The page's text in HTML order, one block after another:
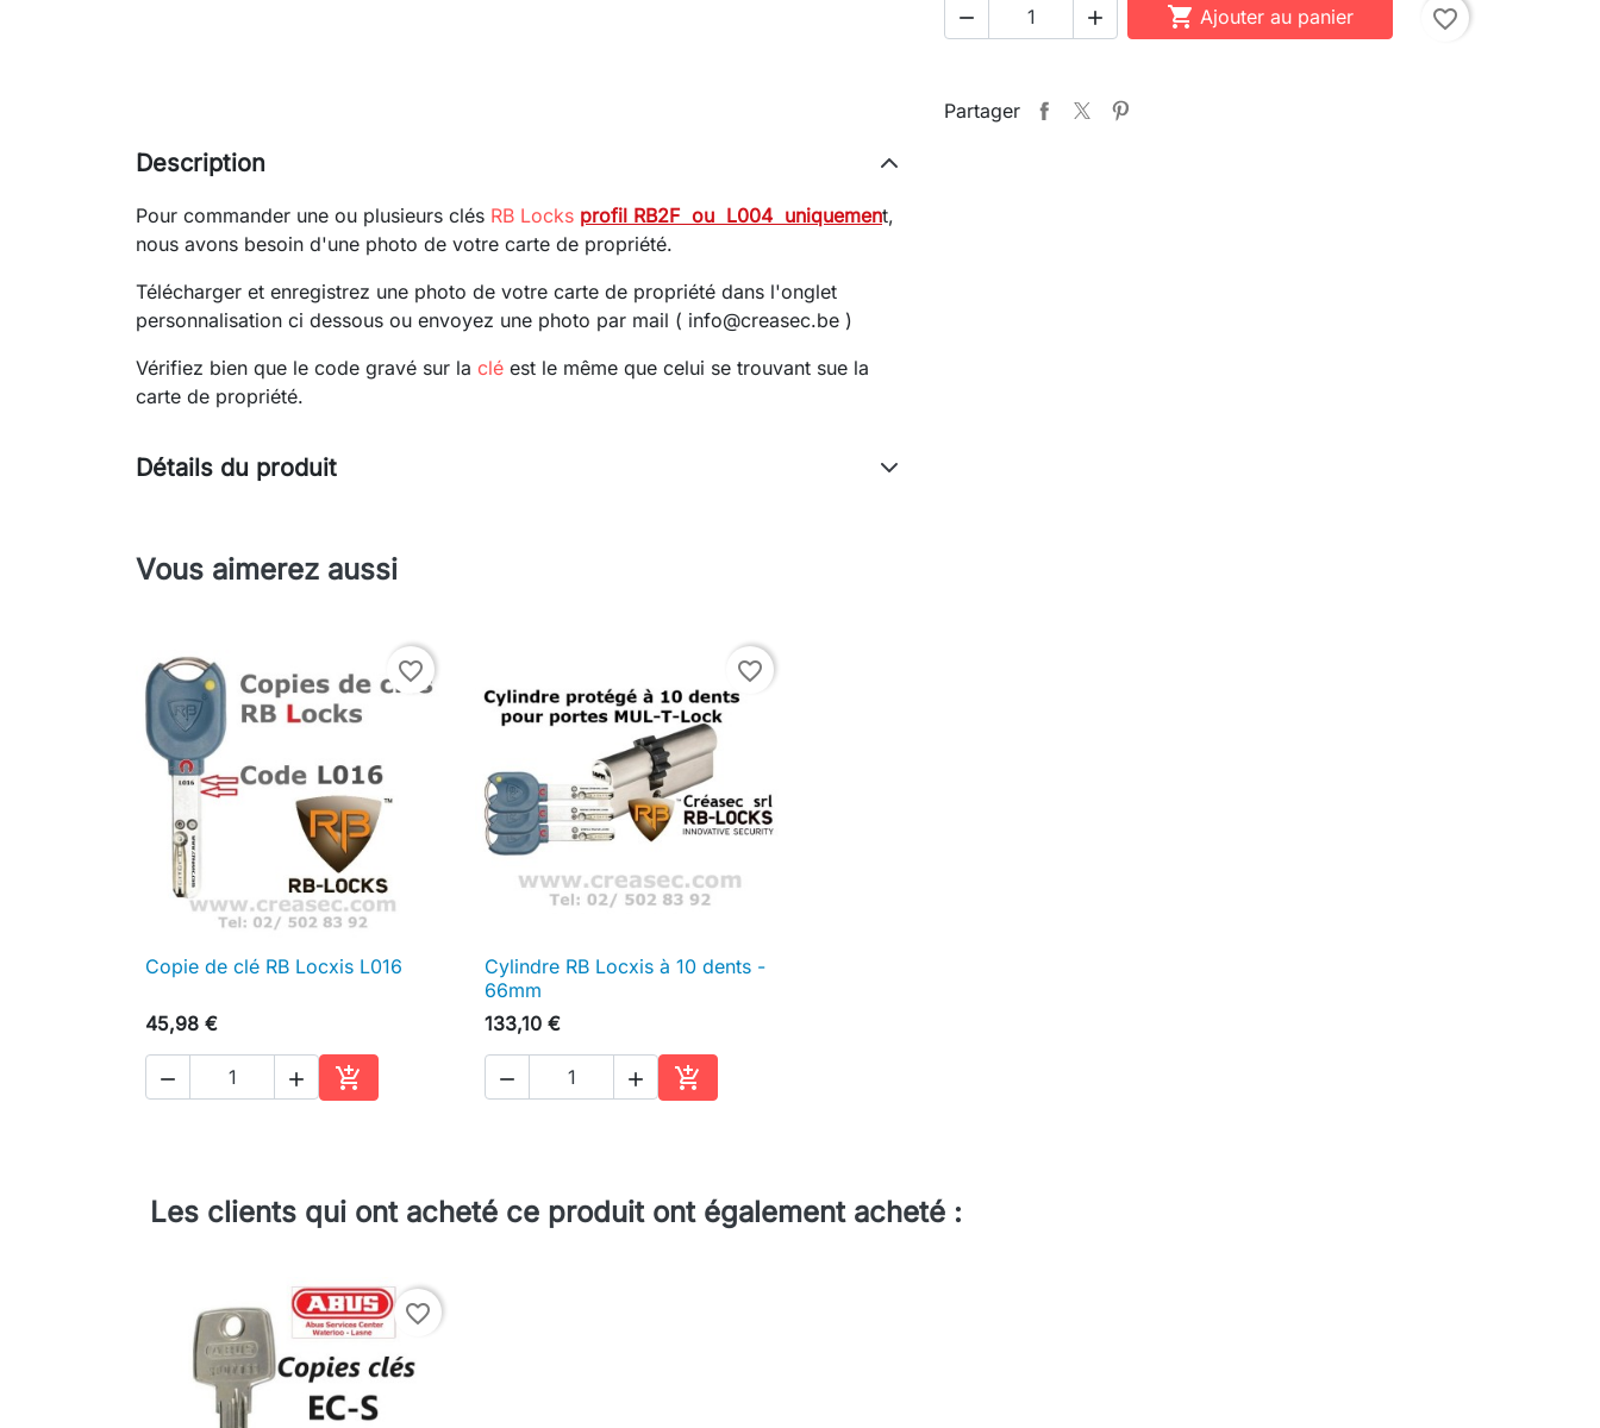
   Ajouter au panier favorite_border
Partager
Description
Pour commander une ou plusieurs clés RB Locks profil RB2F ou L004 uniquement,
nous avons besoin d'une photo de votre carte de propriété.
Télécharger et enregistrez une photo de votre carte de propriété dans l'onglet
personnalisation ci dessous ou envoyez une photo par mail ( info@creasec.be )
Vérifiez bien que le code gravé sur la clé est le même que celui se trouvant sue la
carte de propriété.
Détails du produit
Vous aimerez aussi
favorite_border
 Aperçu rapide
Copie de clé RB Locxis L016
45,98 €
  
Ajouter au panier
favorite_border
 Aperçu rapide
Cylindre RB Locxis à 10 dents -
66mm
133,10 €
  
Ajouter au panier
Les clients qui ont acheté ce produit ont également acheté :
favorite_border